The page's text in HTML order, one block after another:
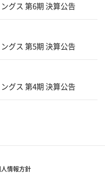
グス 第6期 決算公告
グス 第5期 決算公告
グス 第4期 決算公告
情報方針